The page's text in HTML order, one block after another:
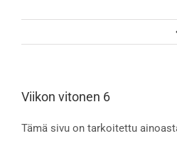
Viikon vitonen 6
Tämä sivu on tarkoitettu